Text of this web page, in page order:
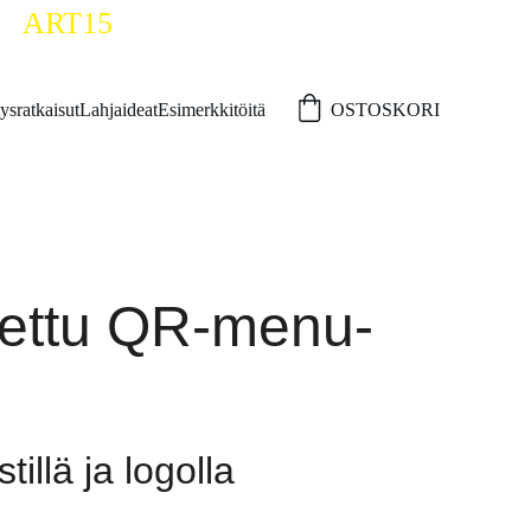
ART15
LahjaideatEsimerkkitöitä OSTOSKORI
QR-menu-
ja logolla